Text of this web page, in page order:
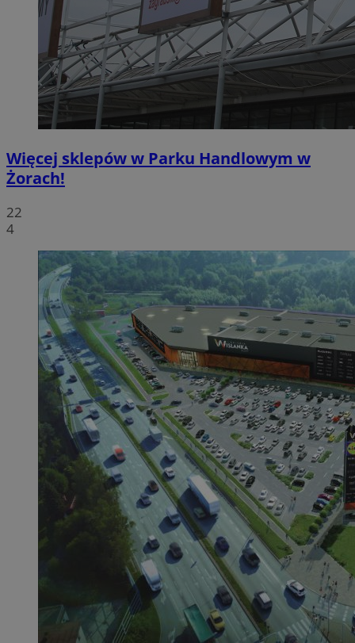
Więcej sklepów w Parku Handlowym w
Żorach!
22
4